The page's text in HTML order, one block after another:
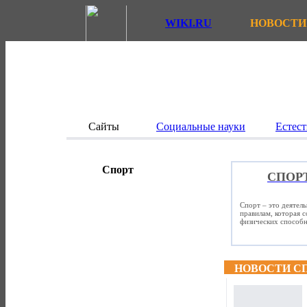
WIKI.RU НОВОСТИ
Сайты Социальные науки
Спорт
Спорт – это
правилам, которая
физических
НОВОСТИ